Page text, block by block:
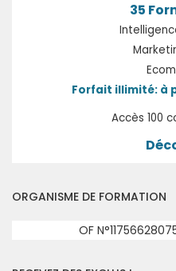
35
Forfait illimité: à
Accès 100
ORGANISME DE FORMATION
OF